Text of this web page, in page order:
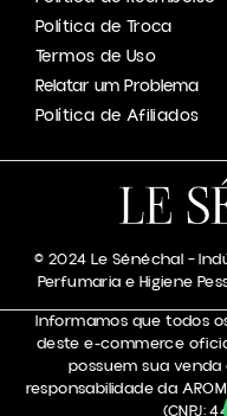
Política de Troca
Termos de Uso
Relatar um Problema
Política de Afiliados
© 2024 Le Sénéchal –
Perfumaria e Higiene
Informamos que todos
deste e-commerce
possuem sua
responsabilidade da
(CNPJ: